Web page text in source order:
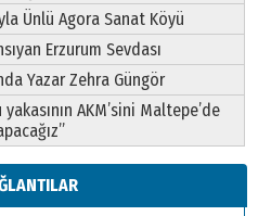
Ünlü Agora Sanat Köyü
Erzurum Sevdası
Yazar Zehra Güngör
AKM’sini Maltepe’de